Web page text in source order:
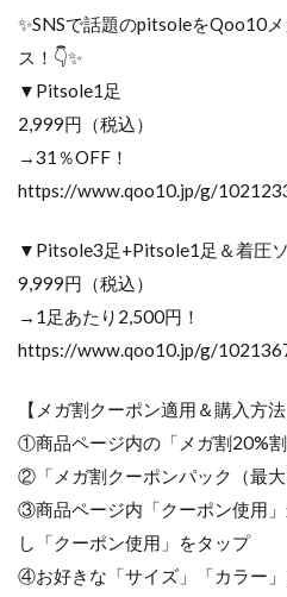
✨SNSで話題のpitsoleをQoo10
ス！👇✨
▼Pitsole1足
2,999円（税込）
→31％OFF！
https://www.qoo10.jp/g/
▼Pitsole3足+Pitsole1足＆着圧
9,999円（税込）
→1足あたり2,500円！
https://www.qoo10.jp/g/
【メガ割クーポン適用＆購入方法
①商品ページ内の「メガ割20%
②「メガ割クーポンパック（最
③商品ページ内「クーポン使用
し「クーポン使用」をタップ
④お好きな「サイズ」「カラー